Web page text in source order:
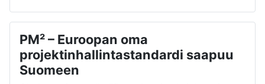
PM² – Euroopan oma
projektinhallintastandardi saapuu
Suomeen